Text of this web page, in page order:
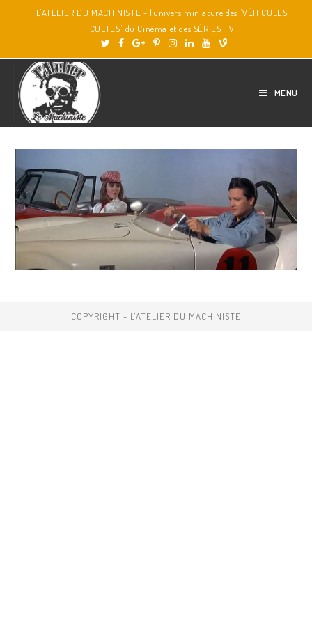
L'ATELIER DU MACHINISTE - l'univers miniature des "VÉHICULES
CULTES" du Cinéma et des SÉRIES TV
MENU
COPYRIGHT - L'ATELIER DU MACHINISTE